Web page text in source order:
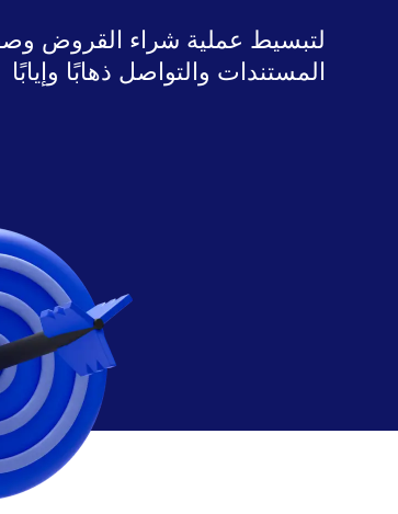
لتبسيط عملية شراء القروض
المستندات والتواصل ذهابًا وإيابًا